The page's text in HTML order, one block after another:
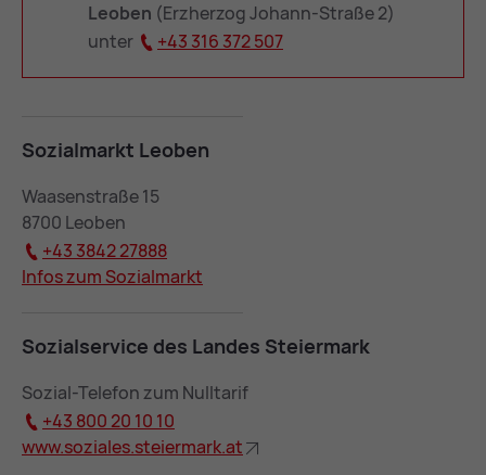
Leoben (Erzherzog Johann-Straße 2)
unter
+43 316 372 507
So­zi­al­markt Leo­ben
Waasenstraße 15
8700 Leoben
+43 3842 27888
In­fos zum So­zi­al­markt
So­zi­al­ser­vice des Lan­des Stei­er­mark
Sozial-Telefon zum Nulltarif
+43 800 20 10 10
www.so­zia­les.stei­er­mark.at